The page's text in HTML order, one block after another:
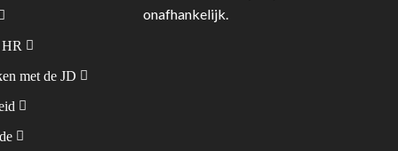
met de JD
onafhankelijk.